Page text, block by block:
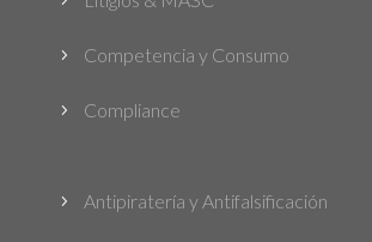
5 Competencia y Consumo
5 Compliance
5 Antipiratería y Antifalsificación